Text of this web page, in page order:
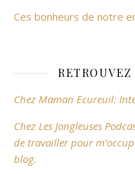
Ces bonheurs de notre
Chez Maman Ecureuil:
Chez Les Jongleuses
de travailler pour
blog.